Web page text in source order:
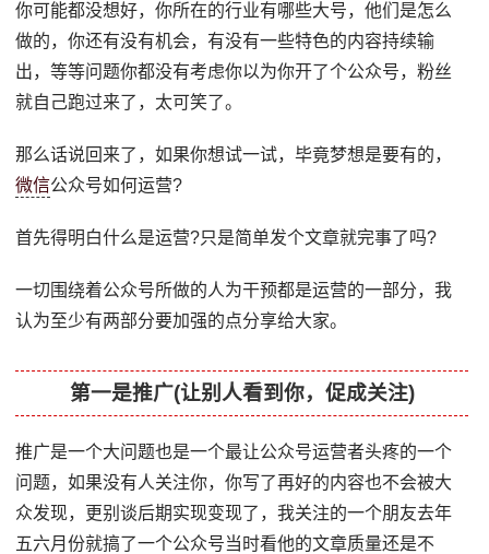
你可能都没想好，你所在的行业有哪些大号，他们是怎么
做的，你还有没有机会，有没有一些特色的内容持续输
出，等等问题你都没有考虑你以为你开了个公众号，粉丝
就自己跑过来了，太可笑了。
那么话说回来了，如果你想试一试，毕竟梦想是要有的，
微信公众号如何运营?
首先得明白什么是运营?只是简单发个文章就完事了吗?
一切围绕着公众号所做的人为干预都是运营的一部分，我
认为至少有两部分要加强的点分享给大家。
第一是推广(让别人看到你，促成关注)
推广是一个大问题也是一个最让公众号运营者头疼的一个
问题，如果没有人关注你，你写了再好的内容也不会被大
众发现，更别谈后期实现变现了，我关注的一个朋友去年
五六月份就搞了一个公众号当时看他的文章质量还是不